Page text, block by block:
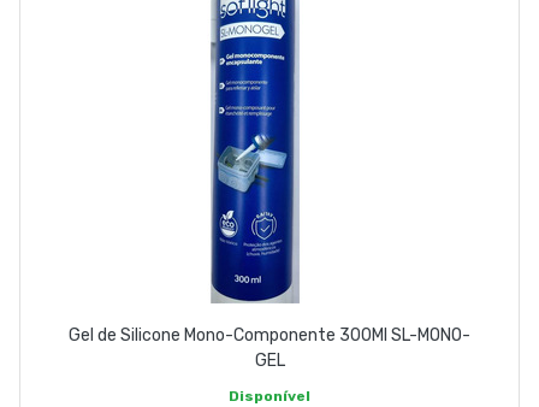
geral@luxivo.pt
Gel de Silicone Mono-Componente 300Ml SL-MONO-
GEL
Disponível